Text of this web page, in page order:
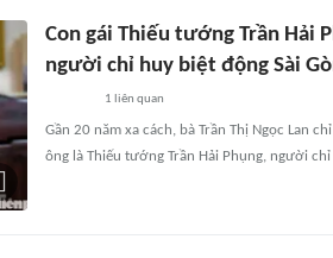
Con gái Thiếu tướng Trần Hải
người chỉ huy biệt động Sài
1 liên quan
Gần 20 năm xa cách, bà Trần Thị Ngọc Lan
ông là Thiếu tướng Trần Hải Phụng, người